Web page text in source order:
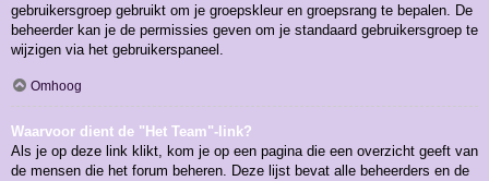
gebruikersgroep gebruikt om je groepskleur en groepsrang te bepalen. De
beheerder kan je de permissies geven om je standaard gebruikersgroep te
wijzigen via het gebruikerspaneel.
Omhoog
Waarvoor dient de "Het Team"-link?
Als je op deze link klikt, kom je op een pagina die een overzicht geeft van
de mensen die het forum beheren. Deze lijst bevat alle beheerders en de